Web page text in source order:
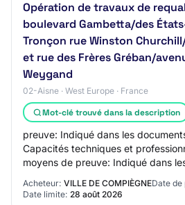
Opération de travaux de
boulevard Gambetta/des
Tronçon rue Winston
et rue des Frères Gréban/
Weygand
02-Aisne · West Europe · France
Mot-clé trouvé dans la description
preuve: Indiqué dans les
Capacités techniques et
moyens de preuve: Indiqué dans
consultation Date limite de réceptio…
Acheteur: VILLE DE COMPIÈGNEDate
Date limite: 28 août 2026